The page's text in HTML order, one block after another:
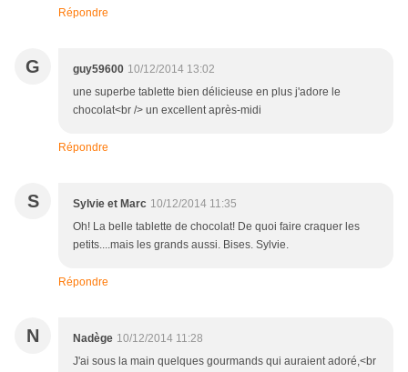
Répondre
G guy59600 10/12/2014 13:02
une superbe tablette bien délicieuse en plus j'adore le
chocolat<br /> un excellent après-midi
Répondre
S Sylvie et Marc 10/12/2014 11:35
Oh! La belle tablette de chocolat! De quoi faire craquer les
petits....mais les grands aussi. Bises. Sylvie.
Répondre
N Nadège 10/12/2014 11:28
J'ai sous la main quelques gourmands qui auraient adoré,<br